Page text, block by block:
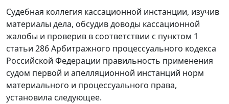
Судебная коллегия кассационной инстанции, изучив
материалы дела, обсудив доводы кассационной
жалобы и проверив в соответствии с пунктом 1
статьи 286Арбитражного процессуального кодекса
Российской Федерации правильность применения
судом первой и апелляционной инстанций норм
материального и процессуального права,
установила следующее.